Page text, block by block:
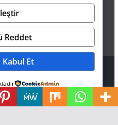
© 2026Sultan Magazin
ColorMag. Altyapı WordPress .
Reddet
Et